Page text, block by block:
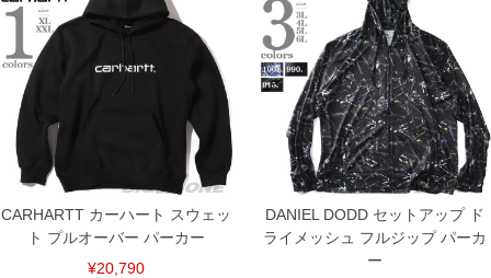
CARHARTT カーハート スウェッ
ト プルオーバー パーカー
¥20,790
DANIEL DODD セットアップ ド
ライメッシュ フルジップ パーカ
ー